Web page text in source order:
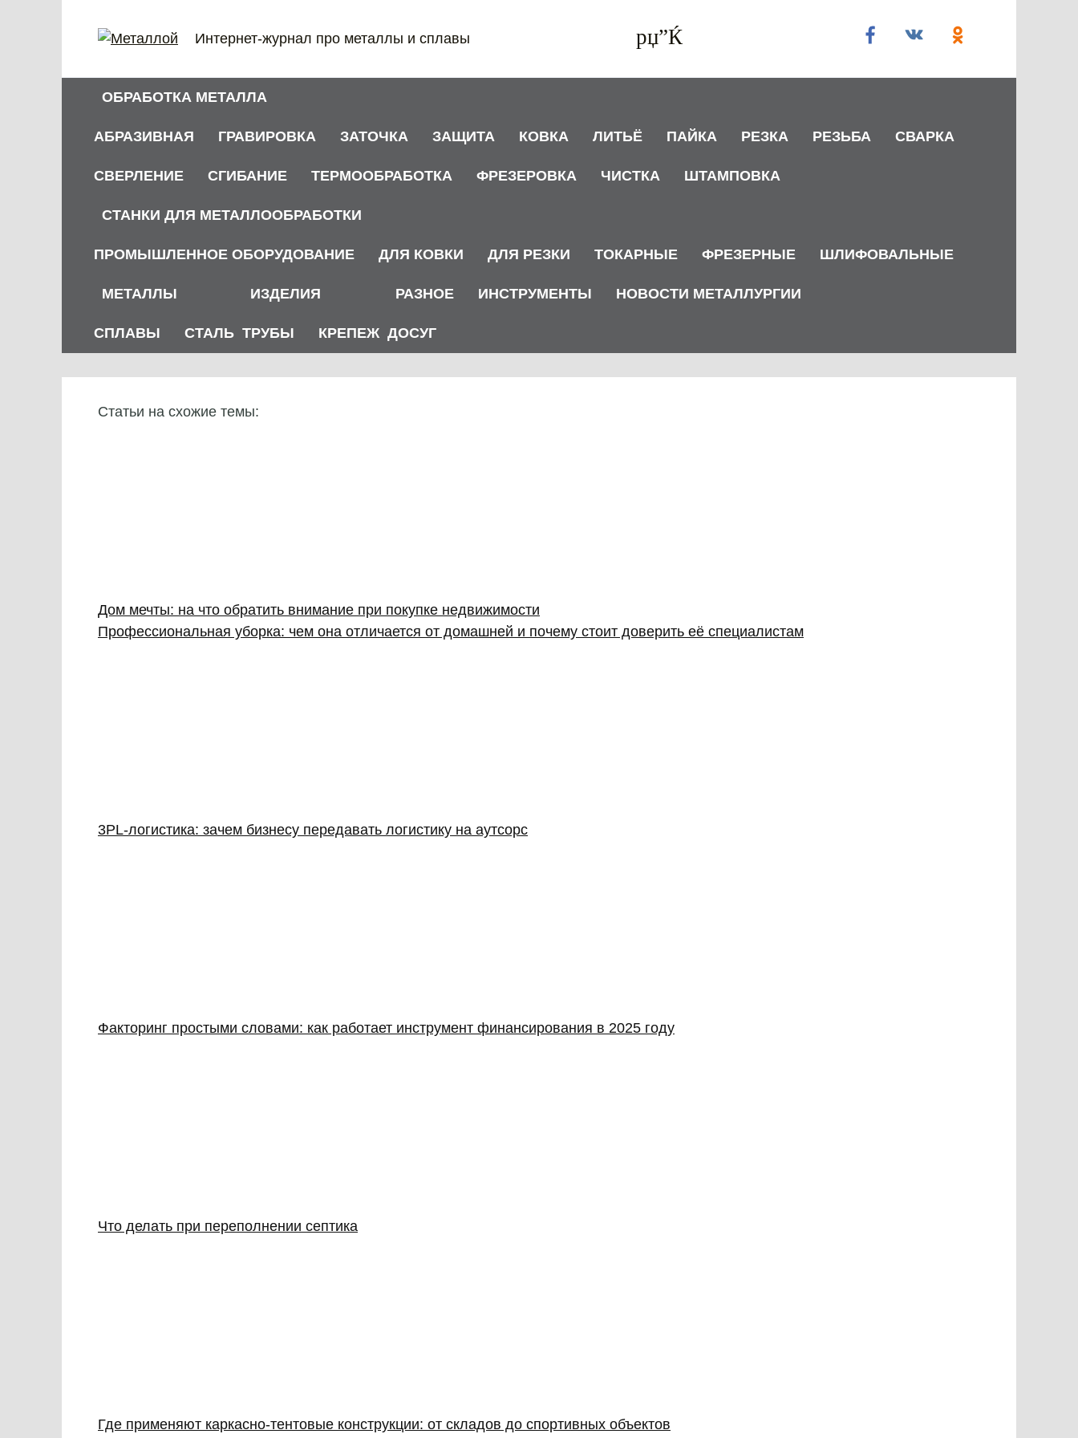
Интернет-журнал про металлы и сплавы
ОБРАБОТКА МЕТАЛЛА
АБРАЗИВНАЯ ГРАВИРОВКА ЗАТОЧКА ЗАЩИТА КОВКА ЛИТЬЁ ПАЙКА РЕЗКА РЕЗЬБА СВАРКА
СВЕРЛЕНИЕ СГИБАНИЕ ТЕРМООБРАБОТКА ФРЕЗЕРОВКА ЧИСТКА ШТАМПОВКА
СТАНКИ ДЛЯ МЕТАЛЛООБРАБОТКИ
ПРОМЫШЛЕННОЕ ОБОРУДОВАНИЕ ДЛЯ КОВКИ ДЛЯ РЕЗКИ ТОКАРНЫЕ ФРЕЗЕРНЫЕ ШЛИФОВАЛЬНЫЕ
МЕТАЛЛЫ
СПЛАВЫ СТАЛЬ
ИЗДЕЛИЯ
ТРУБЫ КРЕПЕЖ
РАЗНОЕ
ДОСУГ
ИНСТРУМЕНТЫ НОВОСТИ МЕТАЛЛУРГИИ
Статьи на схожие темы:
Дом мечты: на что обратить внимание при покупке недвижимости
Профессиональная уборка: чем она отличается от домашней и почему стоит доверить её специалистам
3PL‑логистика: зачем бизнесу передавать логистику на аутсорс
Факторинг простыми словами: как работает инструмент финансирования в 2025 году
Что делать при переполнении септика
Где применяют каркасно‑тентовые конструкции: от складов до спортивных объектов